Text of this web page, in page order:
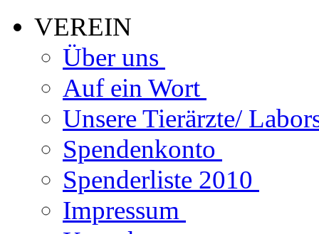
VEREIN
Über uns
Auf ein Wort
Unsere Tierärzte/
Spendenkonto
Spenderliste 2010
Impressum